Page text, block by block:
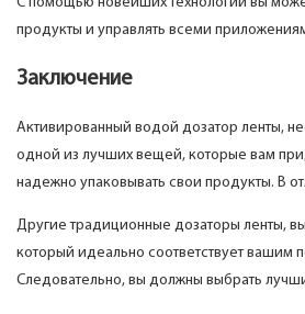
продукты и управлять всеми
Заключение
Активированный водой дозатор ленты,
одной из лучших вещей, которые вам
надежно упаковывать свои продукты. В
Другие традиционные дозаторы ленты,
который идеально соответствует вашим
Следовательно, вы должны выбрать